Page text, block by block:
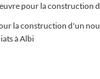
la construction d'un
à Albi